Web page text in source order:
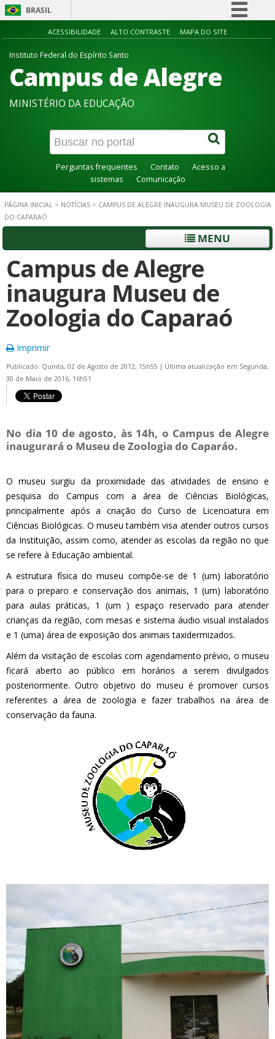
BRASIL
Simplifique!
Acesso à informação
Canais
ACESSIBILIDADE ALTO CONTRASTE MAPA DO SITE
Instituto Federal do Espírito Santo
Campus de Alegre
MINISTÉRIO DA EDUCAÇÃO
Perguntas frequentes Contato
Acesso a
sistemas
Comunicação
PÁGINA INICIAL > NOTÍCIAS > CAMPUS DE ALEGRE INAUGURA MUSEU DE ZOOLOGIA
DO CAPARAÓ
MENU
Campus de Alegre
inaugura Museu de
Zoologia do Caparaó
Imprimir
Publicado: Quinta, 02 de Agosto de 2012, 15h55 | Última atualização em Segunda,
30 de Maio de 2016, 16h51
No dia 10 de agosto, às 14h, o Campus de Alegre
inaugurará o Museu de Zoologia do Caparáo.
O museu surgiu da proximidade das atividades de ensino e
pesquisa do Campus com a área de Ciências Biológicas,
principalmente após a criação do Curso de Licenciatura em
Ciências Biológicas. O museu também visa atender outros cursos
da Instituição, assim como, atender as escolas da região no que
se refere à Educação ambiental.
A estrutura física do museu compõe-se de 1 (um) laboratório
para o preparo e conservação dos animais, 1 (um) laboratório
para aulas práticas, 1 (um ) espaço reservado para atender
crianças da região, com mesas e sistema áudio visual instalados
e 1 (uma) área de exposição dos animais taxidermizados.
Além da visitação de escolas com agendamento prévio, o museu
ficará aberto ao público em horários a serem divulgados
posteriormente. Outro objetivo do museu é promover cursos
referentes a área de zoologia e fazer trabalhos na área de
conservação da fauna.